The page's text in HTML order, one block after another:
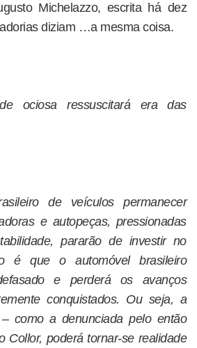
Michelazzo, escrita há dez
diziam …a mesma coisa.
ociosa ressuscitará era das
de veículos permanecer
e autopeças, pressionadas
pararão de investir no
é que o automóvel brasileiro
e perderá os avanços
conquistados. Ou seja, a
– como a denunciada pelo então
Collor, poderá tornar-se realidade